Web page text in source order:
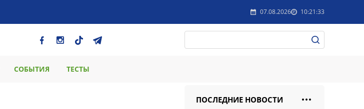
07.08.2026 10:21:33
СОБЫТИЯ ТЕСТЫ
ПОСЛЕДНИЕ НОВОСТИ